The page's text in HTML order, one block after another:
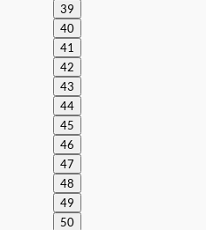
39
40
41
42
43
44
45
46
47
48
49
50